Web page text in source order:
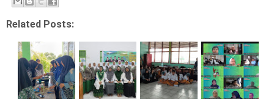
Related Posts: